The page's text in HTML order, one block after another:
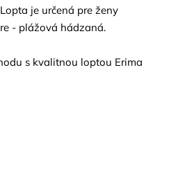
je určená pre ženy
- plážová hádzaná.
s kvalitnou loptou Erima